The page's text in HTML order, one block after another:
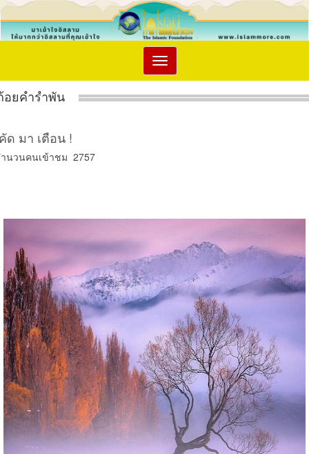
Toggle
navigation
อยคำรำพัน
ด มา เตือน !
นวนคนเข้าชม 2757